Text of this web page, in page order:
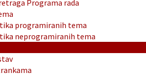
Programa rada
programiranih tema
neprogramiranih tema